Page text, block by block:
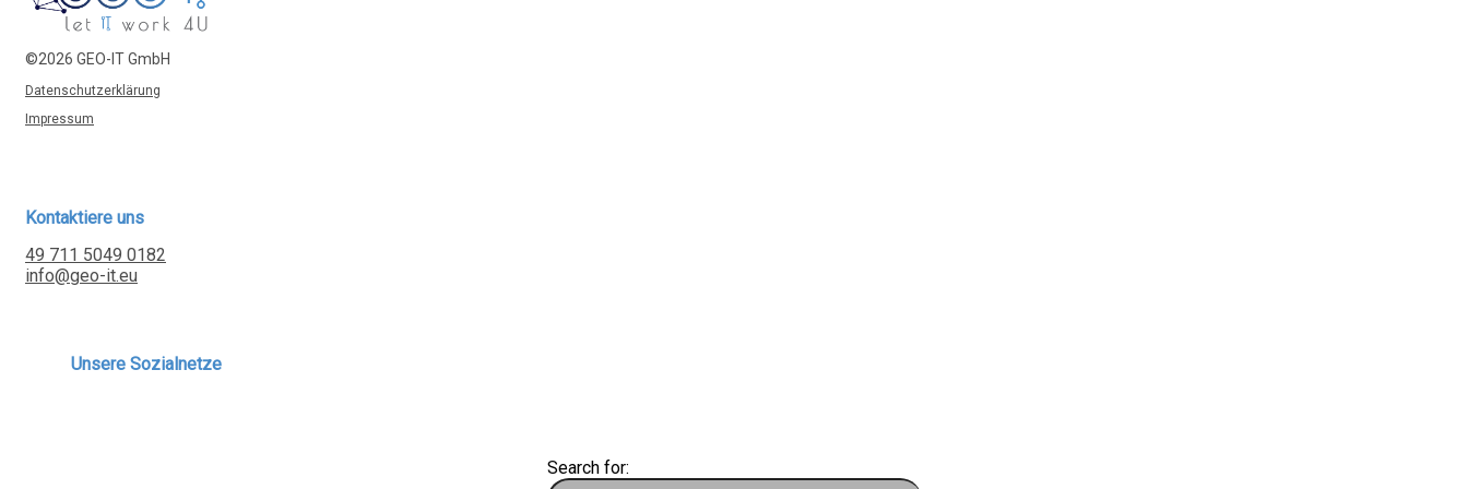
©2026 GEO-IT GmbH
Datenschutzerklärung
Impressum
Kontaktiere uns
49 711 5049 0182
info@geo-it.eu
Unsere Sozialnetze
Search for: